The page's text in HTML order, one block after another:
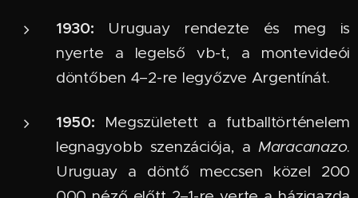
1930: Uruguay rendezte és meg is
nyerte a legelső vb-t, a montevideói
döntőben 4–2-re legyőzve Argentínát.
1950: Megszületett a futballtörténelem
legnagyobb szenzációja, a Maracanazo.
Uruguay a döntő meccsen közel 200